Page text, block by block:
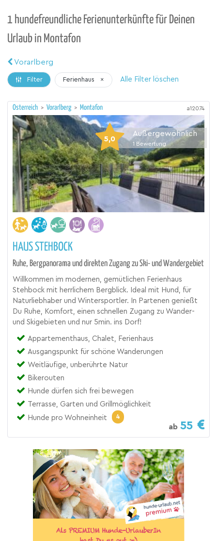
1 hundefreundliche Ferienunterkünfte für Deinen
Urlaub in Montafon
Vorarlberg
Filter Ferienhaus × Alle Filter löschen
Österreich > Vorarlberg > Montafon a12074
5,0
Außergewöhnlich
1 Bewertung
HAUS STEHBOCK
Ruhe, Bergpanorama und direkten Zugang zu Ski- und Wandergebiet
Willkommen im modernen, gemütlichen Ferienhaus
Stehbock mit herrlichem Bergblick. Ideal mit Hund, für
Naturliebhaber und Wintersportler. In Partenen genießt
Du Ruhe, Komfort, einen schnellen Zugang zu Wander-
und Skigebieten und nur 5min. ins Dorf!
Appartementhaus, Chalet, Ferienhaus
Ausgangspunkt für schöne Wanderungen
Weitläufige, unberührte Natur
Bikerouten
Hunde dürfen sich frei bewegen
Terrasse, Garten und Grillmöglichkeit
Hunde pro Wohneinheit
4
ab 55